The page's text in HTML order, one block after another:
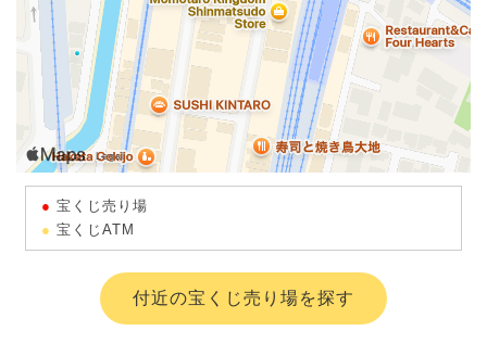
宝くじ売り場
宝くじATM
付近の宝くじ売り場を探す